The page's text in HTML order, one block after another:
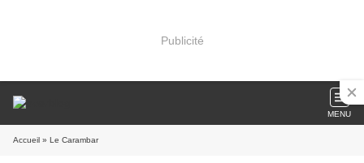
Publicité
MENU
Accueil » Le Carambar